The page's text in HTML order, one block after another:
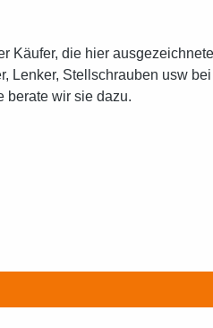
Lenker, Stellschrauben usw bei
berate wir sie dazu.